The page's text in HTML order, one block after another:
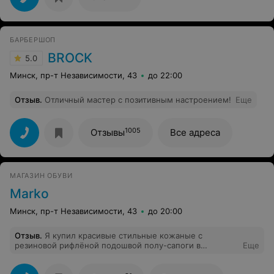
БАРБЕРШОП
5.0 BROCK
Минск, пр-т Независимости, 43 до 22:00
Отзыв. Отличный мастер с позитивным настроением! Еще
Отзывы1005 Все адреса
МАГАЗИН ОБУВИ
Marko
Минск, пр-т Независимости, 43 до 20:00
Отзыв. Я купил красивые стильные кожаные с
резиновой рифлёной подошвой полу-сапоги в
адресу Логойский тракт за 209рублей со скидкой
Еще